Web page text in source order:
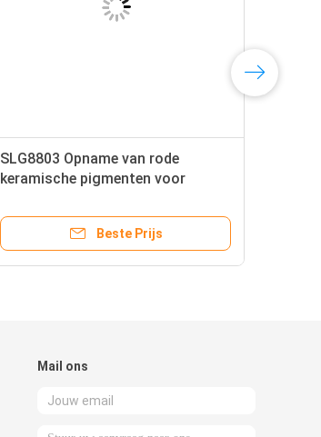
SLG8803 Opname van rode
keramische pigmenten voor
Beste Prijs
Mail ons